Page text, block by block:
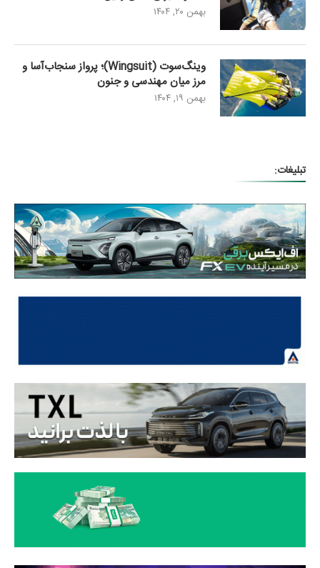
بهمن ۲۰, ۱۴۰۴
وینگ‌سوت (Wingsuit)؛ پرواز سنجاب‌آسا و
مرز میان مهندسی و جنون
بهمن ۱۹, ۱۴۰۴
تبلیغات: